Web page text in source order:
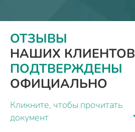
ОТЗЫВЫ
НАШИХ КЛИЕНТОВ
ПОДТВЕРЖДЕНЫ
ОФИЦИАЛЬНО
Кликните, чтобы прочитать
документ